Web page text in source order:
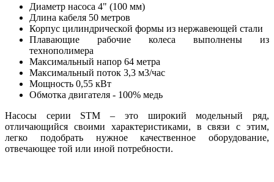
Диаметр насоса 4" (100 мм)
Длина кабеля 50 метров
Корпус цилиндрической формы из нержавеющей стали
Плавающие рабочие колеса выполнены из
технополимера
Максимальный напор 64 метра
Максимальный поток 3,3 м3/час
Мощность 0,55 кВт
Обмотка двигателя - 100% медь
Насосы серии STM – это широкий модельный ряд,
отличающийся своими характеристиками, в связи с этим,
легко подобрать нужное качественное оборудование,
отвечающее той или иной потребности.